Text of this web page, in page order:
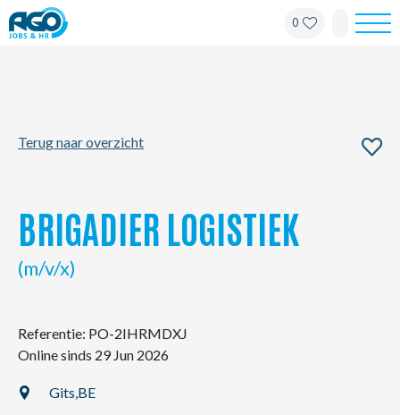
0
Contact
NL FR
Terug naar overzicht
BRIGADIER LOGISTIEK
(m/v/x)
Referentie: PO-2IHRMDXJ
Online sinds 29 Jun 2026
Gits,BE